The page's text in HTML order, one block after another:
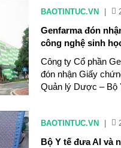
BAOTINTUC.VN
Genfarma đón
công nghệ sinh
Công ty Cổ phần
đón nhận Giấy
Quản lý Dược – Bộ
BAOTINTUC.VN
Bộ Y tế đưa AI và